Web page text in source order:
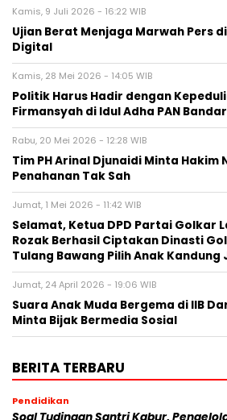
Kamis, 9 Juli 2026 - 16:22 WIB
Ujian Berat Menjaga Marwah Pers
Digital
Kamis, 28 Mei 2026 - 14:05 WIB
Politik Harus Hadir dengan
Firmansyah di Idul Adha PAN
Rabu, 20 Mei 2026 - 12:28 WIB
Tim PH Arinal Djunaidi Minta Hakim
Penahanan Tak Sah
Jumat, 1 Mei 2026 - 11:42 WIB
Selamat, Ketua DPD Partai Golkar
Rozak Berhasil Ciptakan Dinasti
Tulang Bawang Pilih Anak Kandung
Jumat, 24 April 2026 - 19:06 WIB
Suara Anak Muda Bergema di IIB
Minta Bijak Bermedia Sosial
BERITA TERBARU
Pendidikan